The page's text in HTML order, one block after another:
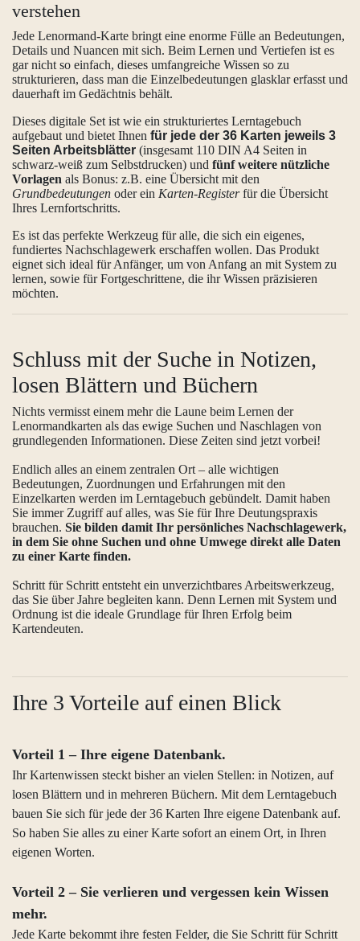
verstehen
Jede Lenormand-Karte bringt eine enorme Fülle an Bedeutungen,
Details und Nuancen mit sich. Beim Lernen und Vertiefen ist es
gar nicht so einfach, dieses umfangreiche Wissen so zu
strukturieren, dass man die Einzelbedeutungen glasklar erfasst und
dauerhaft im Gedächtnis behält.
Dieses digitale Set ist wie ein strukturiertes Lerntagebuch
aufgebaut und bietet Ihnen für jede der 36 Karten jeweils 3
Seiten Arbeitsblätter (insgesamt 110 DIN A4 Seiten in
schwarz-weiß zum Selbstdrucken) und fünf weitere nützliche
Vorlagen als Bonus: z.B. eine Übersicht mit den
Grundbedeutungen oder ein Karten-Registerfür die Übersicht
Ihres Lernfortschritts.
Es ist das perfekte Werkzeug für alle, die sich ein eigenes,
fundiertes Nachschlagewerk erschaffen wollen. Das Produkt
eignet sich ideal für Anfänger, um von Anfang an mit System zu
lernen, sowie für Fortgeschrittene, die ihr Wissen präzisieren
möchten.
Schluss mit der Suche in Notizen,
losen Blättern und Büchern
Nichts vermisst einem mehr die Laune beim Lernen der
Lenormandkarten als das ewige Suchen und Naschlagen von
grundlegenden Informationen. Diese Zeiten sind jetzt vorbei!
Endlich alles an einem zentralen Ort – alle wichtigen
Bedeutungen, Zuordnungen und Erfahrungen mit den
Einzelkarten werden im Lerntagebuch gebündelt. Damit haben
Sie immer Zugriff auf alles, was Sie für Ihre Deutungspraxis
brauchen. Sie bilden damit Ihr persönliches Nachschlagewerk,
in dem Sie ohne Suchen und ohne Umwege direkt alle Daten
zu einer Karte finden.
Schritt für Schritt entsteht ein unverzichtbares Arbeitswerkzeug,
das Sie über Jahre begleiten kann. Denn Lernen mit System und
Ordnung ist die ideale Grundlage für Ihren Erfolg beim
Kartendeuten.
Ihre 3 Vorteile auf einen Blick
Vorteil 1 – Ihre eigene Datenbank.
Ihr Kartenwissen steckt bisher an vielen Stellen: in Notizen, auf
losen Blättern und in mehreren Büchern. Mit dem Lerntagebuch
bauen Sie sich für jede der 36 Karten Ihre eigene Datenbank auf.
So haben Sie alles zu einer Karte sofort an einem Ort, in Ihren
eigenen Worten.
Vorteil 2 – Sie verlieren und vergessen kein Wissen
mehr.
Jede Karte bekommt ihre festen Felder, die Sie Schritt für Schritt